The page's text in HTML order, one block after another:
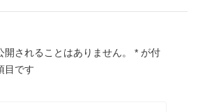
開されることはありません。 * が付
目です